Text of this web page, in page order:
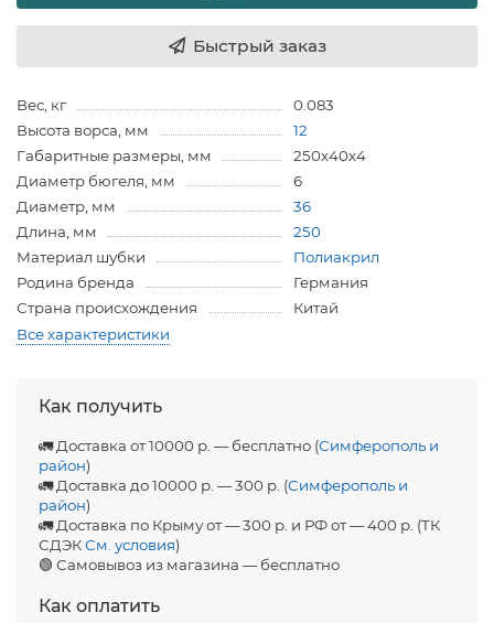
Быстрый заказ
Вес, кг
0.083
Высота ворса, мм
12
Габаритные размеры, мм
250х40х4
Диаметр бюгеля, мм
6
Диаметр, мм
36
Длина, мм
250
Материал шубки
Полиакрил
Родина бренда
Германия
Страна происхождения
Китай
Все характеристики
Как получить
🚛 Доставка от 10000 р. — бесплатно (Симферополь и
район)
🚛 Доставка до 10000 р. — 300 р. (Симферополь и
район)
🚛 Доставка по Крыму от — 300 р. и РФ от — 400 р. (ТК
СДЭКСм. условия)
🟢 Самовывоз из магазина — бесплатно
Как оплатить